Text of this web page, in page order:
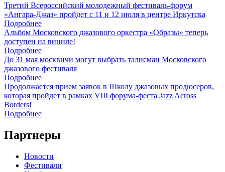
Третий Всероссийский молодежный фестиваль-форум
«Ангара-Джаз» пройдет с 11 и 12 июля в центре Иркутска
Подробнее
Альбом Московского джазового оркестра «Образы» теперь
доступен на виниле!
Подробнее
До 31 мая москвичи могут выбрать талисман Московского
джазового фестиваля
Подробнее
Продолжается прием заявок в Школу джазовых продюсеров,
которая пройдет в рамках VIII форума-феста Jazz Across
Borders!
Подробнее
Партнеры
Новости
Фестивали